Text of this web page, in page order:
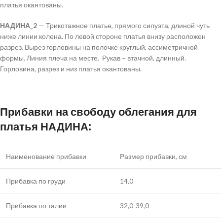
платья окантованы.
НАДИНА_2 — Трикотажное платье, прямого силуэта, длиной чуть
ниже линии колена. По левой стороне платья внизу расположен
разрез. Вырез горловины на полочке круглый, ассиметричной
формы. Линия плеча на месте. Рукав – втачной, длинный.
Горловина, разрез и низ платья окантованы.
Прибавки на свободу облегания для
платья НАДИНА:
Наименование прибавки Размер прибавки, см
Прибавка по груди 14,0
Прибавка по талии 32,0-39,0